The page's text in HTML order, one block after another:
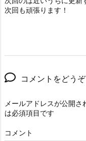
次回も頑張ります！
コメントをどうぞ
メールアドレスが公開さ
は必須項目です
コメント